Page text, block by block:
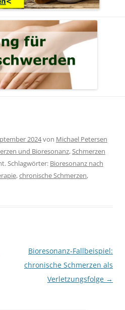
2024von Michael Petersen
und Bioresonanz,Schmerzen
Schlagwörter: Bioresonanz nach
,chronische Schmerzen,
Bioresonanz-Fallbeispiel:
chronische Schmerzen als
Verletzungsfolge →